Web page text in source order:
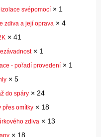
svépomocí × 1
zdiva a její oprava × 4
× 41
× 1
- pořadí provedení × 1
× 5
do spáry × 24
přes omítky × 18
zdiva × 13
× 18